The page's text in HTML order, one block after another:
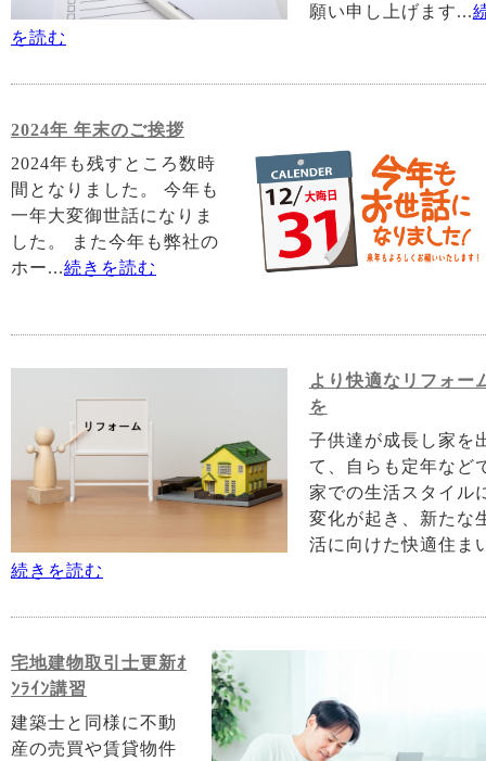
願い申し上げます...
を読む
2024年 年末のご挨拶
2024年も残すところ数時
間となりました。 今年も
一年大変御世話になりま
した。 また今年も弊社の
ホー...続きを読む
より快適なリフォー
を
子供達が成長し家を
て、自らも定年など
家での生活スタイル
変化が起き、新たな
活に向けた快適住ま
続きを読む
宅地建物取引士更新ｵ
ﾝﾗｲﾝ講習
建築士と同様に不動
産の売買や賃貸物件